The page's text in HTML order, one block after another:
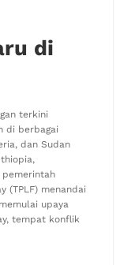
di
terkini
di berbagai
dan Sudan
(TPLF) menandai
upaya
tempat konflik